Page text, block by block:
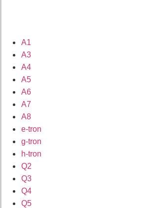
A1
A3
A4
A5
A6
A7
A8
e-tron
g-tron
h-tron
Q2
Q3
Q4
Q5